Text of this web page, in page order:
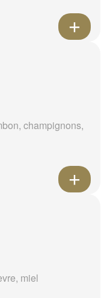
champignons,
miel